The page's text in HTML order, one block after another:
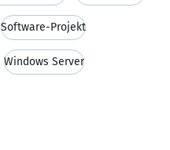
Software-Projekt
Windows Server